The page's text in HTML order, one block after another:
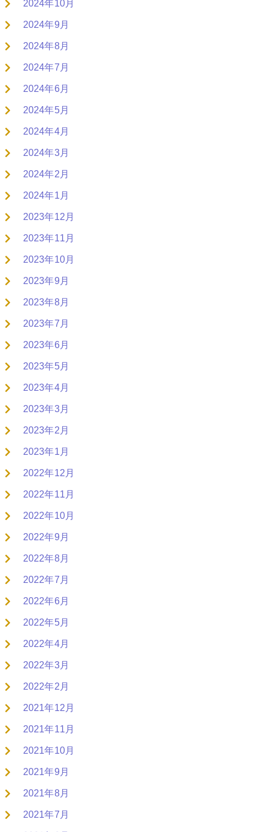
2024年10月
2024年9月
2024年8月
2024年7月
2024年6月
2024年5月
2024年4月
2024年3月
2024年2月
2024年1月
2023年12月
2023年11月
2023年10月
2023年9月
2023年8月
2023年7月
2023年6月
2023年5月
2023年4月
2023年3月
2023年2月
2023年1月
2022年12月
2022年11月
2022年10月
2022年9月
2022年8月
2022年7月
2022年6月
2022年5月
2022年4月
2022年3月
2022年2月
2021年12月
2021年11月
2021年10月
2021年9月
2021年8月
2021年7月